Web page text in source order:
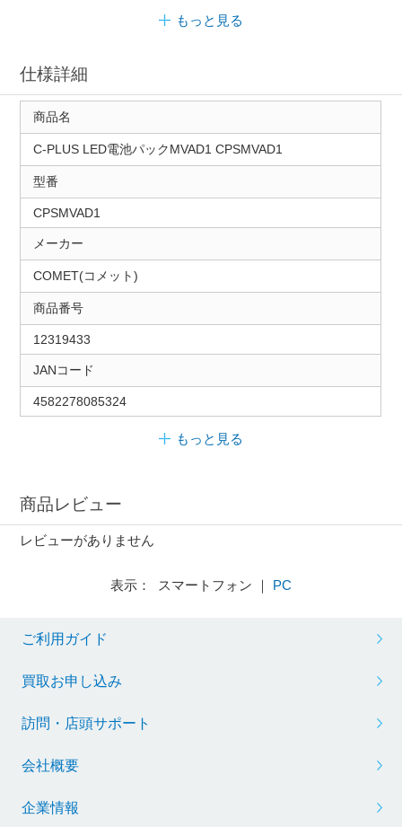
もっと見る
仕様詳細
商品名
C-PLUS LED電池パックMVAD1 CPSMVAD1
型番
CPSMVAD1
メーカー
COMET(コメット)
商品番号
12319433
JANコード
4582278085324
もっと見る
商品レビュー
レビューがありません
表示： スマートフォン ｜ PC
ご利用ガイド
買取お申し込み
訪問・店頭サポート
会社概要
企業情報